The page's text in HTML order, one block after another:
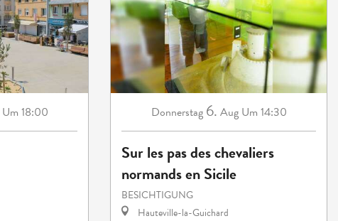
Um 18:00 Donnerstag 6. Aug Um 14:30
Sur les pas des chevaliers
normands en Sicile
BESICHTIGUNG
Hauteville-la-Guichard